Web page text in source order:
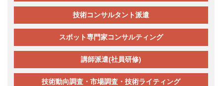
技術コンサルタント派遣
スポット専門家コンサルティング
講師派遣(社員研修)
技術動向調査・市場調査・技術ライティング